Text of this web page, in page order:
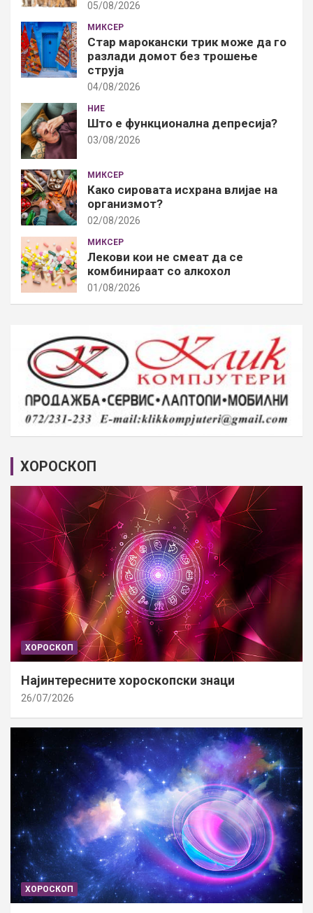
05/08/2026
МИКСЕР
Стар марокански трик може да го
разлади домот без трошење
струја
04/08/2026
НИЕ
Што е функционална депресија?
03/08/2026
МИКСЕР
Како сировата исхрана влијае на
организмот?
02/08/2026
МИКСЕР
Лекови кои не смеат да се
комбинираат со алкохол
01/08/2026
ХОРОСКОП
ХОРОСКОП
Најинтересните хороскопски знаци
26/07/2026
ХОРОСКОП